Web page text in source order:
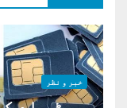
خبر و نظر